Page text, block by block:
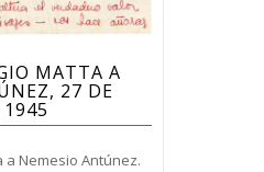
MATTA A
27 DE
a Nemesio Antúnez.